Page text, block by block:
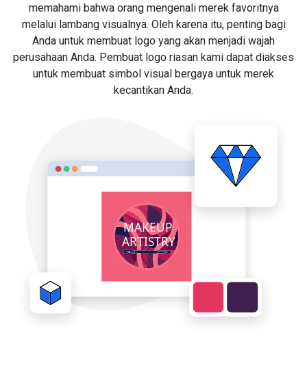
memahami bahwa orang mengenali merek favoritnya
melalui lambang visualnya. Oleh karena itu, penting bagi
Anda untuk membuat logo yang akan menjadi wajah
perusahaan Anda. Pembuat logo riasan kami dapat diakses
untuk membuat simbol visual bergaya untuk merek
kecantikan Anda.